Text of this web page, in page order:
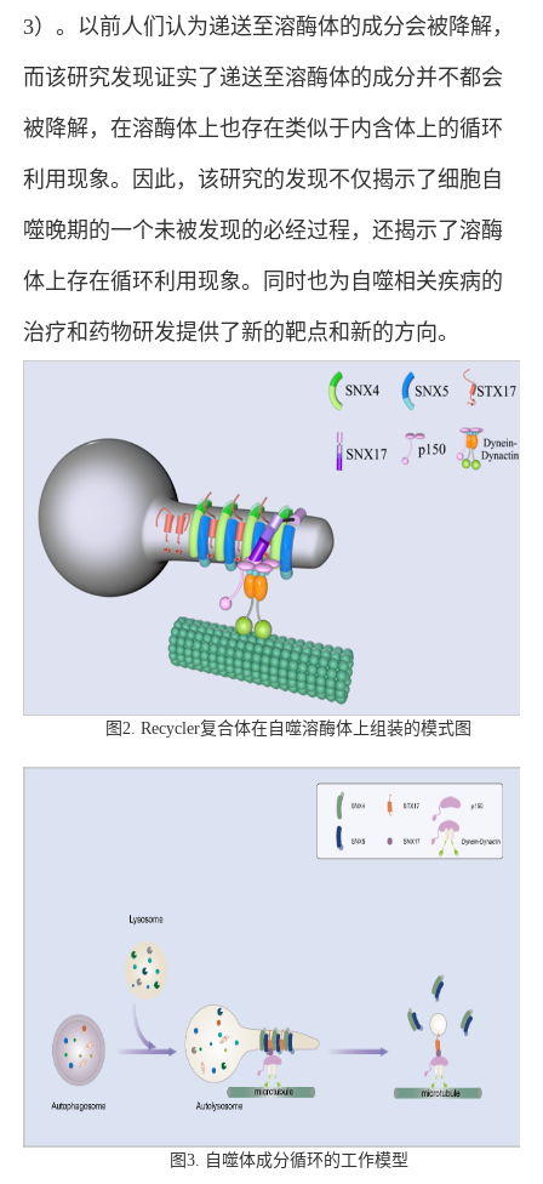
3）。以前人们认为递送至溶酶体的成分会被降解，
而该研究发现证实了递送至溶酶体的成分并不都会
被降解，在溶酶体上也存在类似于内含体上的循环
利用现象。因此，该研究的发现不仅揭示了细胞自
噬晚期的一个未被发现的必经过程，还揭示了溶酶
体上存在循环利用现象。同时也为自噬相关疾病的
治疗和药物研发提供了新的靶点和新的方向。
图2. Recycler复合体在自噬溶酶体上组装的模式图
图3. 自噬体成分循环的工作模型